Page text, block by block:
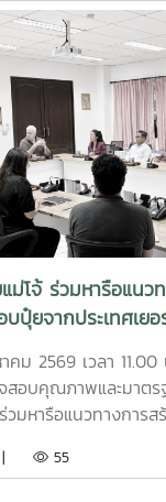
ถานประกอบการ โด
โรงแรมใช้อย่างเป็น
าสตราจารย์ ดร.ฉัน
ยและนวัตกรรม และ
ะส่งเสริมปัจจัยการผ
าววาสนา กาฬภักดี นั
น้าที่ขายจุลินทรีย์ แล
บันบริการตรวจสอบ
ยแม่โจ้ เป็นหน่วยงา
งค์ความรู้ด้านปัจจัย
าอย่างต่อเนื่อง จนน
ตราแม่โจ้ กรี
ยรูปแบบ รวมทั้งได้รับ
ภายใต้ระบบ ACT-
ทรีย์ (มกท.) ภายใน
กับคุณสมบัติ วิธีใช้ อั
ม พร้อมสาธิตการใช้ง
ม่โจ้ ร่วมหารือแน
บปุ๋ยจากประเทศเย
รไทย
ม 2569 เวลา
สอบคุณภาพและมาต
วมหารือแนวทางการ
และความเหมาะสม
| 55